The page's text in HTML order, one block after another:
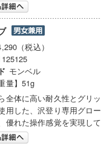
（税込）
モンベル
量】51g
全体に高い耐久性とグリ
用した、沢登り専用グロ
優れた操作感覚を実現して